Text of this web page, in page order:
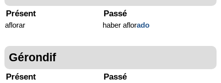
Présent
aflorar
Passé
haber aflorado
Gérondif
Présent Passé